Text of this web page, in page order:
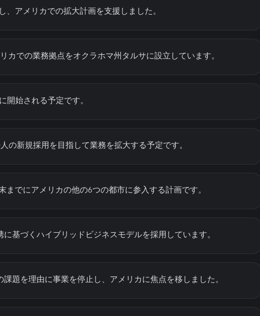
アメリカでの拡大計画を支援しました。
カでの業務拠点をオクラホマ州タルサに設立しています。
開始される予定です。
の新規採用を目指して業務を拡大する予定です。
までにアメリカの他の6つの都市に参入する計画です。
基づくハイブリッドビジネスモデルを採用しています。
題を理由に事業を停止し、アメリカに焦点を移しました。